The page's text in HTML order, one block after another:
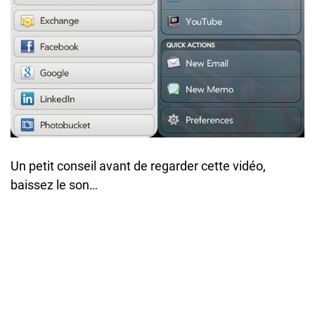
Un petit conseil avant de regarder cette vidéo,
baissez le son…